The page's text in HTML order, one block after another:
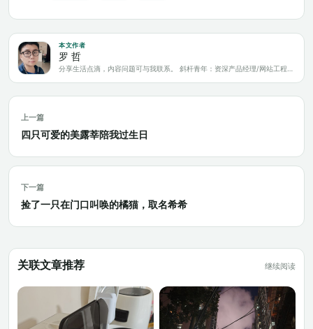
本文作者
罗 哲
上一篇
四只可爱的美露莘陪我过生日
下一篇
捡了一只在门口叫唤的橘猫，取名希希
关联文章推荐 继续阅读